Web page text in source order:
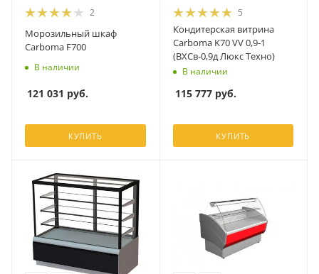
2
Морозильный шкаф
Carboma F700
В наличии
121 031 руб.
КУПИТЬ
5
Кондитерская витрина
Carboma K70 VV 0,9‑1
(ВХСв‑0,9д Люкс Техно)
В наличии
115 777руб.
КУПИТЬ